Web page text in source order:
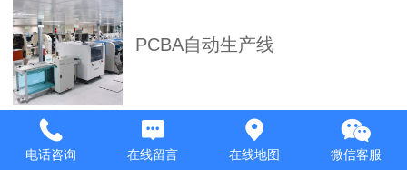
PCBA自动生产线
电话咨询 在线留言 在线地图 微信客服